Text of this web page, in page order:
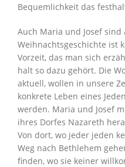
Bequemlichkeit das
Auch Maria und Josef
Weihnachtsgeschichte ist
Vorzeit, das man sich
halt so dazu gehört. Die
aktuell, wollen in unsere
konkrete Leben eines
werden. Maria und Josef
ihres Dorfes Nazareth
Von dort, wo jeder jeden
Weg nach Bethlehem
finden, wo sie keiner